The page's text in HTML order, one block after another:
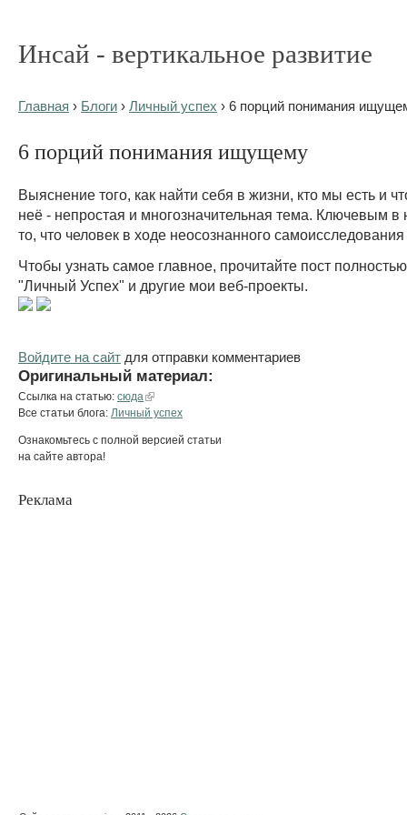
Инсай - вертикальное развитие
Главная › Блоги › Личный успех › 6 порций понимания
6 порций понимания ищущему
Выяснение того, как найти себя в жизни, кто мы есть и
неё - непростая и многозначительная тема. Ключевым в
то, что человек в ходе неосознанного
Чтобы узнать самое главное, прочитайте пост
"Личный Успех" и другие мои веб-проекты.
Войдите на сайт для отправки комментариев
Оригинальный материал:
Ссылка на статью: сюда
Все статьи блога: Личный успех
Ознакомьтесь с полной версией статьи
на сайте автора!
Реклама